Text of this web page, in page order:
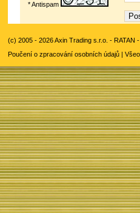
* Antispam
(c) 2005 - 2026 Axin Trading s.r.o. - RATAN
Poučení o zpracování osobních údajů |